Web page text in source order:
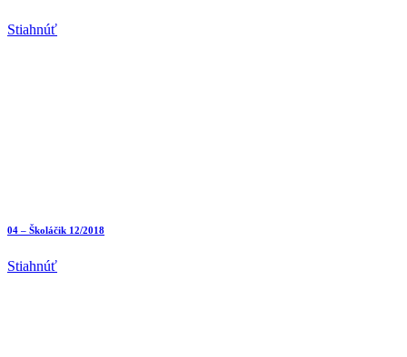
Stiahnúť
04 – Školáčik 12/2018
Stiahnúť